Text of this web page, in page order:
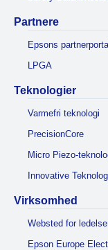
Partnere
Epsons partnerportal
LPGA
Teknologier
Varmefri teknologi
PrecisionCore
Micro Piezo-
Innovative
Virksomhed
Websted for
Epson Europe